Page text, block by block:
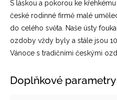
S láskou a pokorou ke
české rodinné firmě malé
do celého světa. Naše ústy
ozdoby vždy byly a stále jsou
Vánoce s tradičními českými
Doplňkové parametry